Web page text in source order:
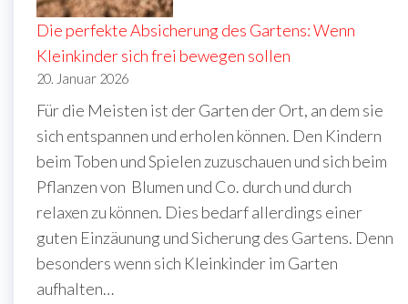
Die perfekte Absicherung des Gartens: Wenn
Kleinkinder sich frei bewegen sollen
20. Januar 2026
Für die Meisten ist der Garten der Ort, an dem sie
sich entspannen und erholen können. Den Kindern
beim Toben und Spielen zuzuschauen und sich beim
Pflanzen von Blumen und Co. durch und durch
relaxen zu können. Dies bedarf allerdings einer
guten Einzäunung und Sicherung des Gartens. Denn
besonders wenn sich Kleinkinder im Garten
aufhalten…